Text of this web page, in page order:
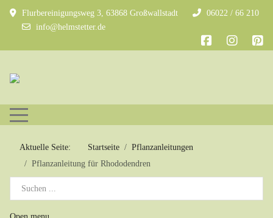
Flurbereinigungsweg 3, 63868 Großwallstadt
06022 / 66 210
info@helmstetter.de
Mobile Menu Toggle
Aktuelle Seite: Startseite
Pflanzanleitungen
Pflanzanleitung für Rhododendren